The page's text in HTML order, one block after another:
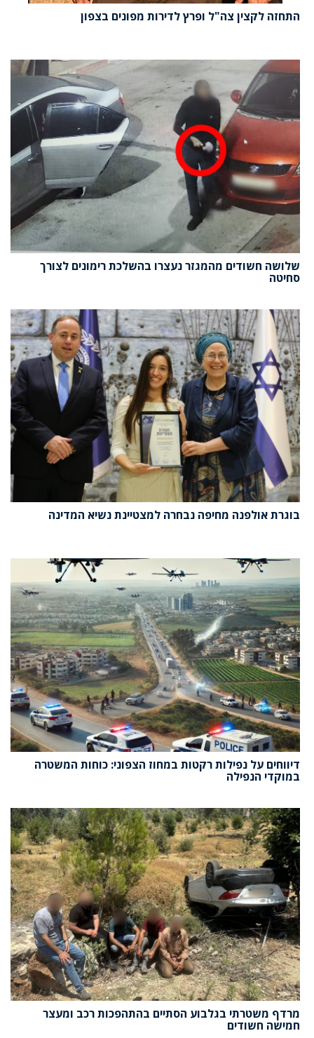
התחזה לקצין צה"ל ופרץ לדירות מפונים בצפון
שלושה חשודים מהמגזר נעצרו בהשלכת רימונים לצורך
סחיטה
בוגרת אולפנה מחיפה נבחרה למצטיינת נשיא המדינה
דיווחים על נפילות רקטות במחוז הצפוני: כוחות המשטרה
במוקדי הנפילה
מרדף משטרתי בגלבוע הסתיים בהתהפכות רכב ומעצר
חמישה חשודים